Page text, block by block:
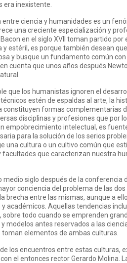
era inexistente.
entre ciencia y humanidades es un
una creciente especialización y
en el siglo XVII toman partido
y estéril, es porque también desean
y busque un fundamento común
cuenta que unos años después
que los humanistas ignoren el
estén de espaldas al arte, la
constituyen formas complementarias
disciplinas y profesiones que por
empobrecimiento intelectual, es
para la solución de los serios
una cultura o un cultivo común que
facultades que caracterizan nuestra
medio siglo después de la
conciencia del problema de las
brecha entre las mismas, aunque a
académicos. Aquellas tendencias
sobre todo cuando se emprenden
modelos antes reservados a las
toman elementos de ambas culturas.
los encuentros entre estas culturas,
el entonces rector Gerardo Molina.